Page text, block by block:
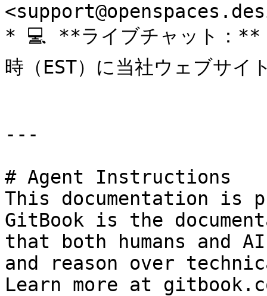
* 💻 **ライブチャット：**
時（EST）に当社ウェブサイ
---
# Agent Instructions
This documentation is
GitBook is the
that both humans and
and reason over
Learn more at